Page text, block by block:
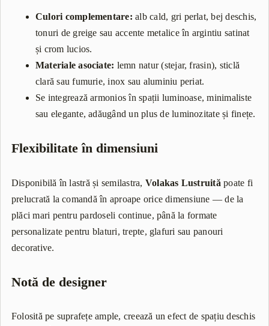
Culori complementare: alb cald, gri perlat, bej deschis,
tonuri de greige sau accente metalice în argintiu satinat
și crom lucios.
Materiale asociate: lemn natur (stejar, frasin), sticlă
clară sau fumurie, inox sau aluminiu periat.
Se integrează armonios în spații luminoase, minimaliste
sau elegante, adăugând un plus de luminozitate și finețe.
Flexibilitate în dimensiuni
Disponibilă în lastră și semilastra, Volakas Lustruită poate fi
prelucrată la comandă în aproape orice dimensiune — de la
plăci mari pentru pardoseli continue, până la formate
personalizate pentru blaturi, trepte, glafuri sau panouri
decorative.
Notă de designer
Folosită pe suprafețe ample, creează un efect de spațiu deschis